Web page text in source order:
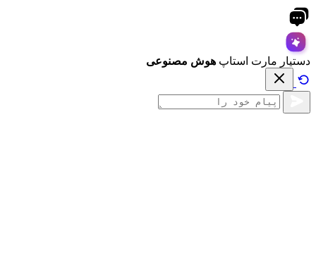
دستیار مارت استاپ هوش مصنوعی